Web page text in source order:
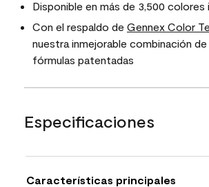
Disponible en más de 3,500 colores
Con el respaldo de Gennex Color
nuestra inmejorable combinación
fórmulas patentadas
Especificaciones
Características principales